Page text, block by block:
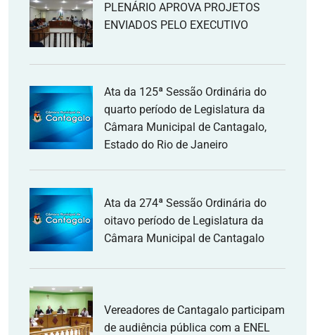
PLENÁRIO APROVA PROJETOS
ENVIADOS PELO EXECUTIVO
Ata da 125ª Sessão Ordinária do
quarto período de Legislatura da
Câmara Municipal de Cantagalo,
Estado do Rio de Janeiro
Ata da 274ª Sessão Ordinária do
oitavo período de Legislatura da
Câmara Municipal de Cantagalo
Vereadores de Cantagalo participam
de audiência pública com a ENEL